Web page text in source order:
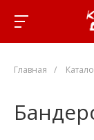
Главная /